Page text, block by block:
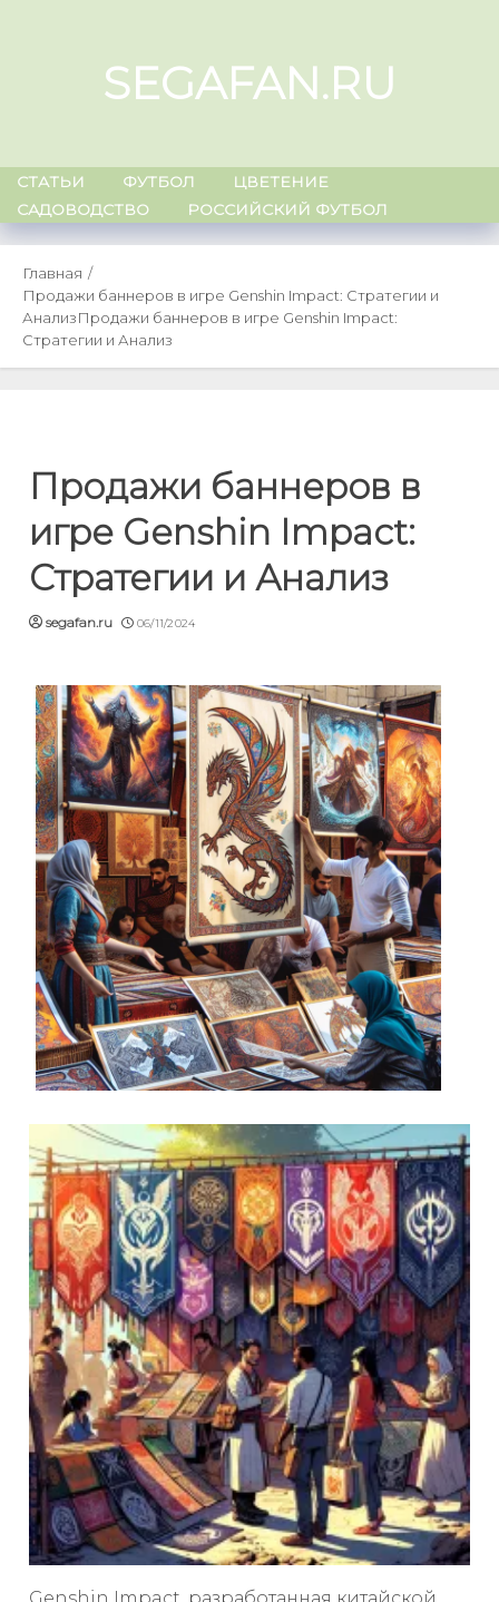
SEGAFAN.RU
СТАТЬИ ФУТБОЛ
ЦВЕТЕНИЕ
САДОВОДСТВО
РОССИЙСКИЙ ФУТБОЛ
Главная
Продажи баннеров в игре Genshin Impact: Стратегии и
АнализПродажи баннеров в игре Genshin Impact:
Стратегии и Анализ
Продажи баннеров в
игре Genshin Impact:
Стратегии и Анализ
segafan.ru 06/11/2024